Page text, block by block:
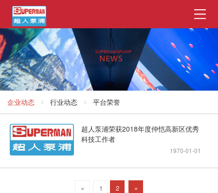
企业动态 行业动态 平台荣誉
超人泵浦荣获2018年度仲恺高新区优秀
科技工作者
1970-01-01
« 1 2 »